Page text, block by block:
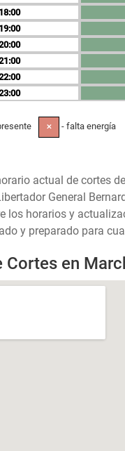
18
19
✕ - falta energía
actual de cortes
General
los horarios y
y preparado para
Cortes en